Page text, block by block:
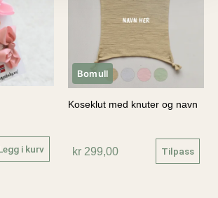
i kurv
Bomull
Koseklut med knuter og navn
kr 299,00 Tilpass